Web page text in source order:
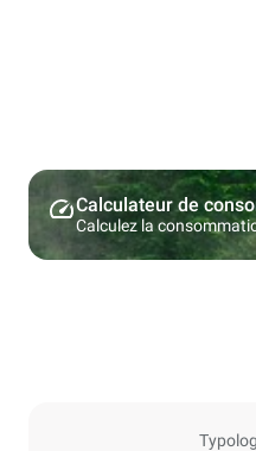
Calculateur de
Calculez la